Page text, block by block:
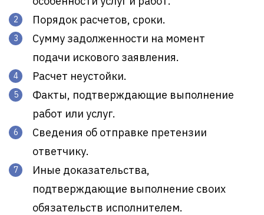
Порядок расчетов, сроки.
Сумму задолженности на момент
подачи искового заявления.
Расчет неустойки.
Факты, подтверждающие выполнение
работ или услуг.
Сведения об отправке претензии
ответчику.
Иные доказательства,
подтверждающие выполнение своих
обязательств исполнителем.